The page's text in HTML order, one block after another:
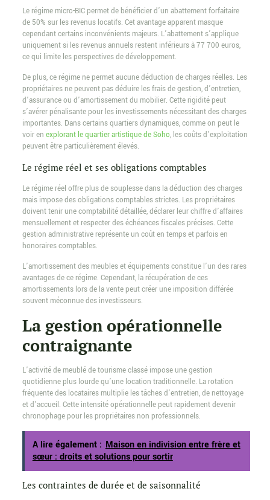
Le régime micro-BIC permet de bénéficier d’un abattement forfaitaire
de 50% sur les revenus locatifs. Cet avantage apparent masque
cependant certains inconvénients majeurs. L’abattement s’applique
uniquement si les revenus annuels restent inférieurs à 77 700 euros,
ce qui limite les perspectives de développement.
De plus, ce régime ne permet aucune déduction de charges réelles. Les
propriétaires ne peuvent pas déduire les frais de gestion, d’entretien,
d’assurance ou d’amortissement du mobilier. Cette rigidité peut
s’avérer pénalisante pour les investissements nécessitant des charges
importantes. Dans certains quartiers dynamiques, comme on peut le
voir en explorant le quartier artistique de Soho, les coûts d’exploitation
peuvent être particulièrement élevés.
Le régime réel et ses obligations comptables
Le régime réel offre plus de souplesse dans la déduction des charges
mais impose des obligations comptables strictes. Les propriétaires
doivent tenir une comptabilité détaillée, déclarer leur chiffre d’affaires
mensuellement et respecter des échéances fiscales précises. Cette
gestion administrative représente un coût en temps et parfois en
honoraires comptables.
L’amortissement des meubles et équipements constitue l’un des rares
avantages de ce régime. Cependant, la récupération de ces
amortissements lors de la vente peut créer une imposition différée
souvent méconnue des investisseurs.
La gestion opérationnelle
contraignante
L’activité de meublé de tourisme classé impose une gestion
quotidienne plus lourde qu’une location traditionnelle. La rotation
fréquente des locataires multiplie les tâches d’entretien, de nettoyage
et d’accueil. Cette intensité opérationnelle peut rapidement devenir
chronophage pour les propriétaires non professionnels.
A lire également : Maison en indivision entre frère et
sœur : droits et solutions pour sortir
Les contraintes de durée et de saisonnalité